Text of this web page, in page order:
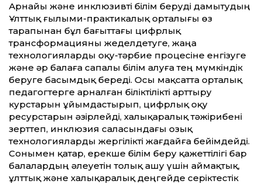
Арнайы және инклюзивті білім беруді дамытудың
Ұлттық ғылыми-практикалық орталығы өз
тарапынан бұл бағыттағы цифрлық
трансформацияны жеделдетуге, жаңа
технологияларды оқу-тәрбие процесіне енгізуге
және әр балаға сапалы білім алуға тең мүмкіндік
беруге басымдық береді. Осы мақсатта орталық
педагогтерге арналған біліктілікті арттыру
курстарын ұйымдастырып, цифрлық оқу
ресурстарын әзірлейді, халықаралық тәжірибені
зерттеп, инклюзия саласындағы озық
технологияларды жергілікті жағдайға бейімдейді.
Сонымен қатар, ерекше білім беру қажеттілігі бар
балалардың әлеуетін толық ашу үшін аймақтық,
ұлттық және халықаралық деңгейде серіктестік